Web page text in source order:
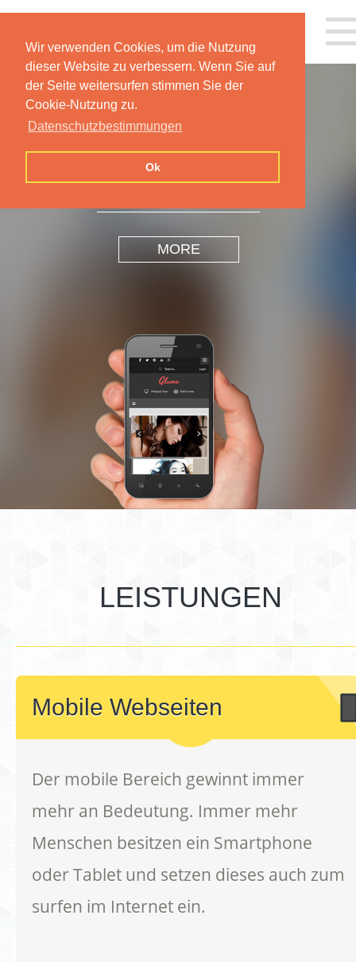
Wir verwenden Cookies, um die Nutzung
dieser Website zu verbessern. Wenn Sie auf
der Seite weitersurfen stimmen Sie der
Cookie-Nutzung zu.
Datenschutzbestimmungen
Ok
INSPIRATION
DESIGN
MORE
LEISTUNGEN
Mobile Webseiten
Der mobile Bereich gewinnt immer
mehr an Bedeutung. Immer mehr
Menschen besitzen ein Smartphone
oder Tablet und setzen dieses auch zum
surfen im Internet ein.